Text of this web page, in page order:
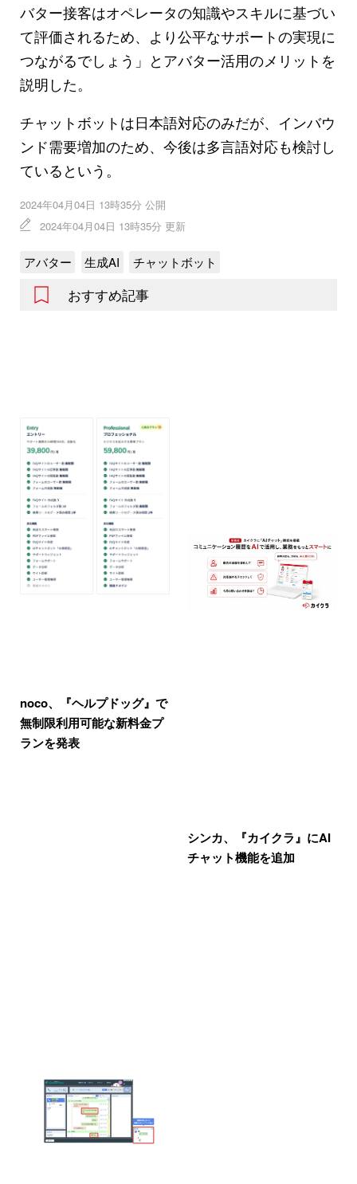
バター接客はオペレータの知識やスキルに基づい
て評価されるため、より公平なサポートの実現に
つながるでしょう」とアバター活用のメリットを
説明した。
チャットボットは日本語対応のみだが、インバウ
ンド需要増加のため、今後は多言語対応も検討し
ているという。
2024年04月04日 13時35分 公開
2024年04月04日 13時35分 更新
アバター 生成AI チャットボット
おすすめ記事
noco、『ヘルプドッグ』で
無制限利用可能な新料金プ
ランを発表
シンカ、『カイクラ』にAI
チャット機能を追加